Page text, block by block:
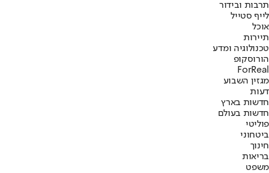
תרבות ובידור
לייף סטייל
אוכל
תיירות
טכנולוגיה ומדע
הורוסקופ
ForReal
מגזין השבוע
דעות
חדשות בארץ
חדשות בעולם
פוליטי
ביטחוני
חינוך
בריאות
משפט